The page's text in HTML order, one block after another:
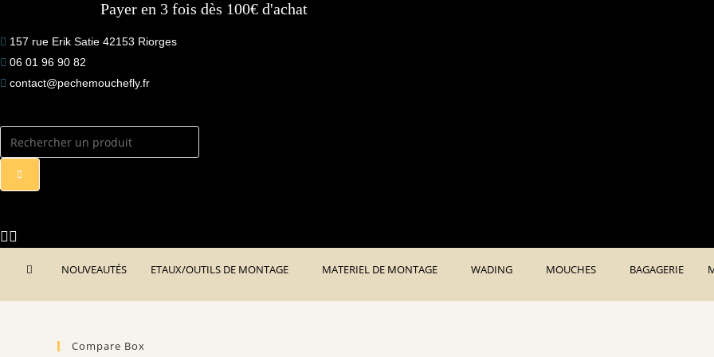
content
Payer en 3 fois dès 100€ d'achat
157 rue Erik Satie 42153 Riorges
06 01 96 90 82
contact@pechemouchefly.fr
NOUVEAUTÉS ETAUX/OUTILS DE MONTAGE MATERIEL DE MONTAGE WADING MOUCHES BAGAGERIE
Compare Box